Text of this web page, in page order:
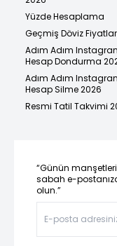
Yüzde Hesaplama
Geçmiş Döviz
Adım Adım
Hesap Dondurma
Adım Adım
Hesap Silme 2026
Resmi Tatil Takvimi
“Günün
sabah e-
olun.”